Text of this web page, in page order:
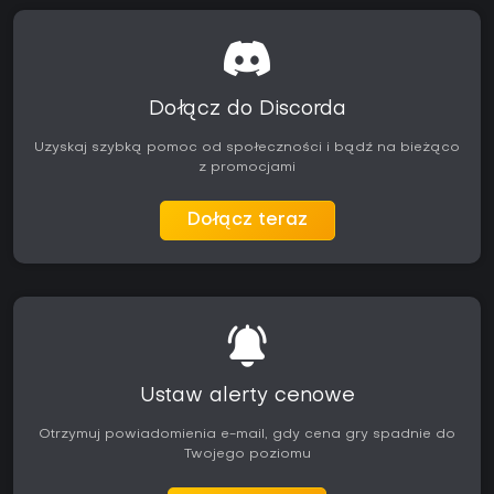
casualowej rozgrywki mogą uznać nacisk na współpracę
fanów uniwersum Warhammer 40,000 i zwartej kooperacji
obecna wersja oferuje dopracowaną i angażującą pętlę
korzysta z narzędzia do wyszukiwania grup.
Dołącz do Discorda
Uzyskaj szybką pomoc od społeczności i bądź na bieżąco
z promocjami
Dołącz teraz
Ustaw alerty cenowe
Otrzymuj powiadomienia e-mail, gdy cena gry spadnie do
Twojego poziomu